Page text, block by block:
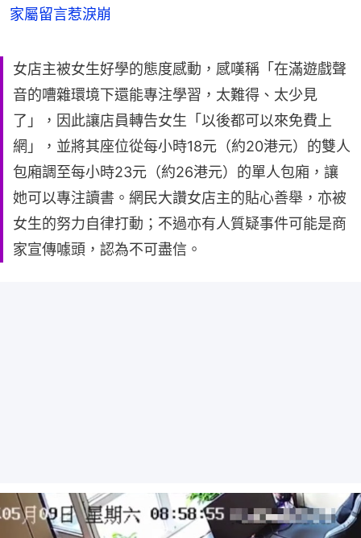
家屬留言惹淚崩
女店主被女生好學的態度感動，感嘆稱「在滿遊戲聲
音的嘈雜環境下還能專注學習，太難得、太少見
了」，因此讓店員轉告女生「以後都可以來免費上
網」，並將其座位從每小時18元（約20港元）的雙人
包廂調至每小時23元（約26港元）的單人包廂，讓
她可以專注讀書。網民大讚女店主的貼心善舉，亦被
女生的努力自律打動；不過亦有人質疑事件可能是商
家宣傳噱頭，認為不可盡信。